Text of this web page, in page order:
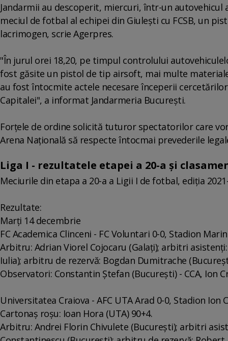
Jandarmii au descoperit, miercuri, într-un autovehicul
meciul de fotbal al echipei din Giuleşti cu FCSB, un
lacrimogen, scrie Agerpres.
"În jurul orei 18,20, pe timpul controlului
fost găsite un pistol de tip airsoft, mai multe
au fost întocmite actele necesare începerii
Capitalei", a informat Jandarmeria Bucureşti.
Forţele de ordine solicită tuturor spectatorilor care
Arena Naţională să respecte întocmai prevederile
Liga I - rezultatele etapei a 20-a şi
Meciurile din etapa a 20-a a Ligii I de fotbal, ediţia
Rezultate:
Marţi 14 decembrie
FC Academica Clinceni - FC Voluntari 0-0, Stadion
Arbitru: Adrian Viorel Cojocaru (Galaţi); arbitri
Iulia); arbitru de rezervă: Bogdan Dumitrache
Observatori: Constantin Ştefan (Bucureşti) - CCA, Ion
Universitatea Craiova - AFC UTA Arad 0-0, Stadion Ion
Cartonaş roşu: Ioan Hora (UTA) 90+4.
Arbitru: Andrei Florin Chivulete (Bucureşti); arbitri